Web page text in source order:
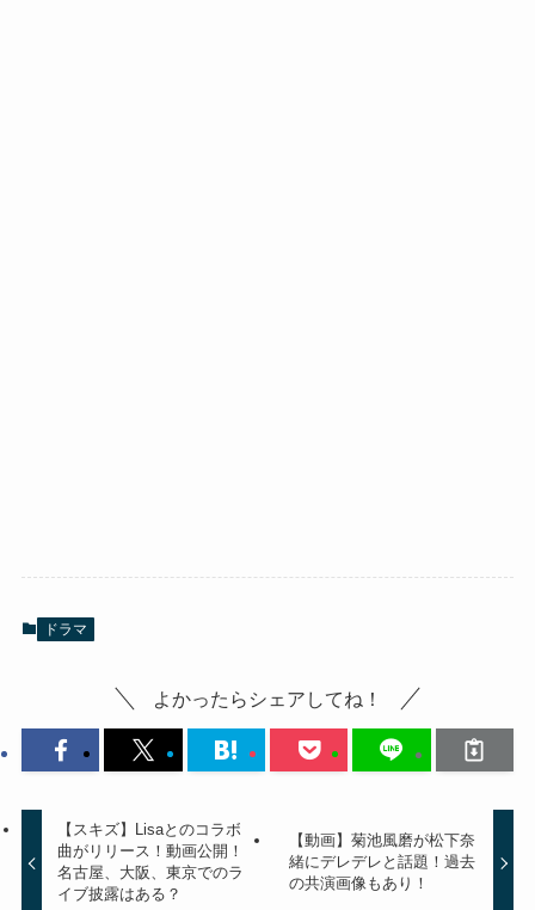
ドラマ
よかったらシェアしてね！
【スキズ】Lisaとのコラボ
曲がリリース！動画公開！
名古屋、大阪、東京でのラ
イブ披露はある？
【動画】菊池風磨が松下奈
緒にデレデレと話題！過去
の共演画像もあり！